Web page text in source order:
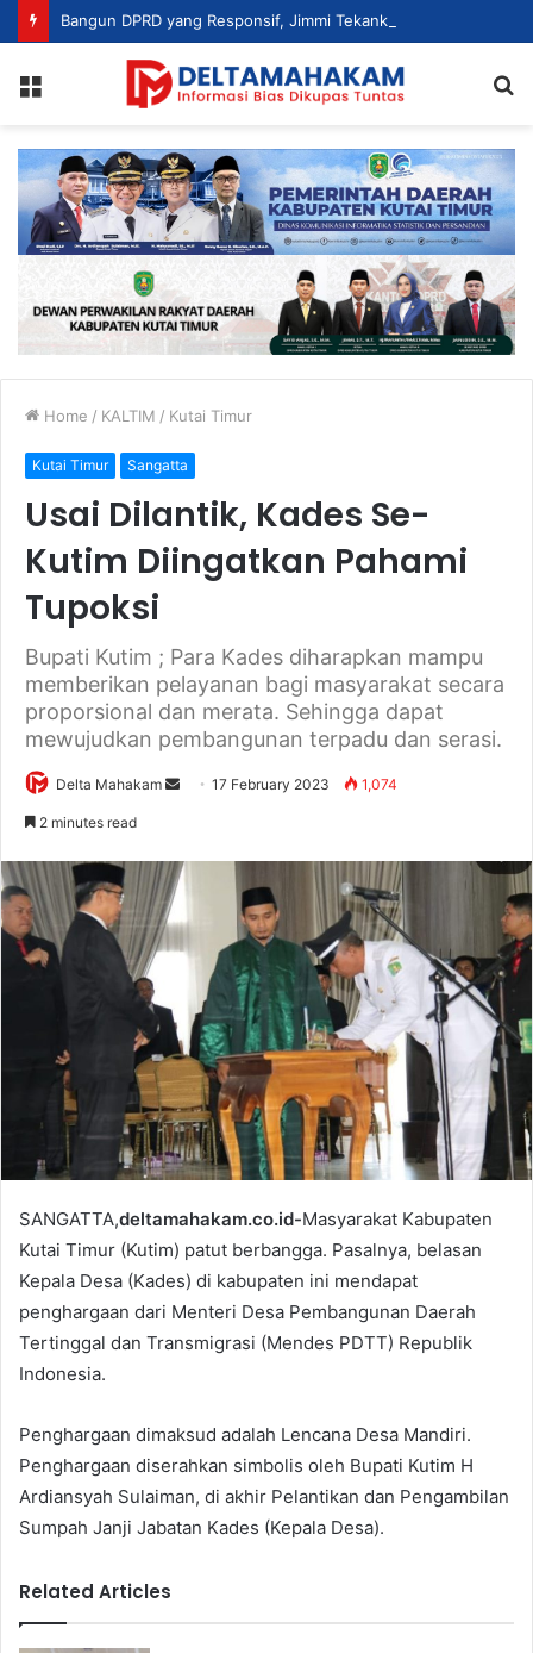
Home / KALTIM / Kutai Timur
Kutai Timur Sangatta
Usai Dilantik, Kades Se-
Kutim Diingatkan Pahami
Tupoksi
Bupati Kutim ; Para Kades diharapkan mampu
memberikan pelayanan bagi masyarakat secara
proporsional dan merata. Sehingga dapat
mewujudkan pembangunan terpadu dan serasi.
Delta Mahakam
d
n
e
i
17 February 2023 1,074
2 minutes read
SANGATTA,deltamahakam.co.id-Masyarakat Kabupaten
Kutai Timur (Kutim) patut berbangga. Pasalnya, belasan
Kepala Desa (Kades) di kabupaten ini mendapat
penghargaan dari Menteri Desa Pembangunan Daerah
Tertinggal dan Transmigrasi (Mendes PDTT) Republik
Indonesia.
Penghargaan dimaksud adalah Lencana Desa Mandiri.
Penghargaan diserahkan simbolis oleh Bupati Kutim H
Ardiansyah Sulaiman, di akhir Pelantikan dan Pengambilan
Sumpah Janji Jabatan Kades (Kepala Desa).
Related Articles